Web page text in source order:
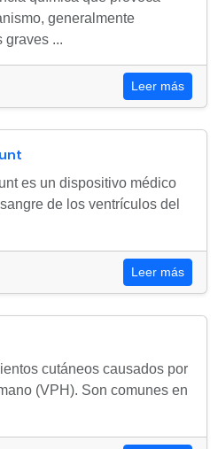
generalmente
graves ...
Leer más
es un dispositivo médico
de los ventrículos del
Leer más
cutáneos causados por
(VPH). Son comunes en